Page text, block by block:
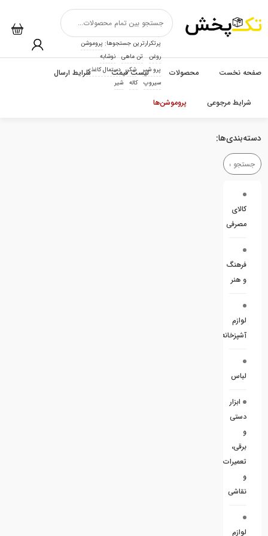
پرتکرارترین جستجوها: پروموشن
روغن
تن ماهی
نوشابه
پرو شیر
شکر
دستمال کاغذی
سیروپ
کاله شیر
صفحه نخست محصولات لیست قیمت شرایط ارسال
شرایط مرجوعی پروموشن‌ها
دسته‌بندی‌ها:
کالای
مصرفی
فرهنگ
و هنر
لوازم
آشپزخانه
لباس
ابزار
دستی
و
برقی،
تعمیرات
و
نقاشی
لوازم